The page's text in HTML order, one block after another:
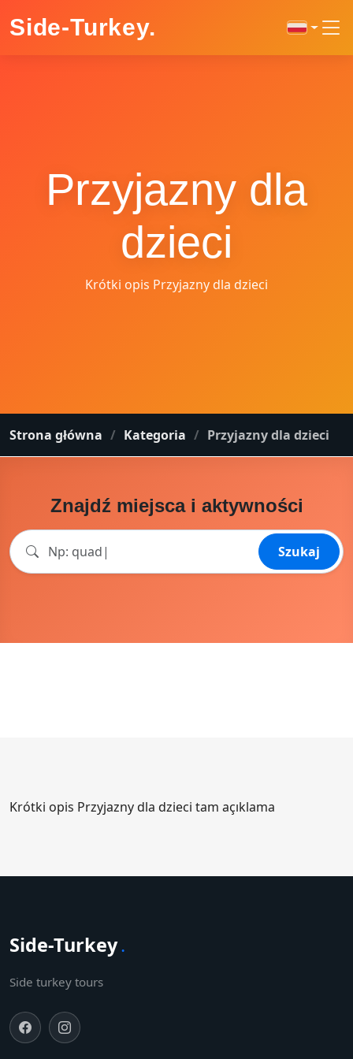
Side-Turkey.
Przyjazny dla
dzieci
Krótki opis Przyjazny dla dzieci
Strona główna Kategoria Przyjazny dla dzieci
Znajdź miejsca i aktywności
Szukaj
Krótki opis Przyjazny dla dzieci tam açıklama
Side-Turkey.
Side turkey tours